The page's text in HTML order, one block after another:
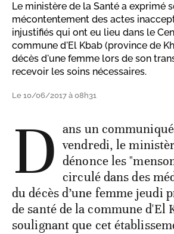
Le ministère de la Santé a exprimé
mécontentement des actes
injustifiés qui ont eu lieu dans le
commune d'El Kbab (province de
décès d'une femme lors de son
recevoir les soins nécessaires.
Le 10/06/2017 à 08h31
D ans un
vendredi, le
dénonce les
circulé dans des
du décès d’une femme jeudi
de santé de la commune d'El
soulignant que cet